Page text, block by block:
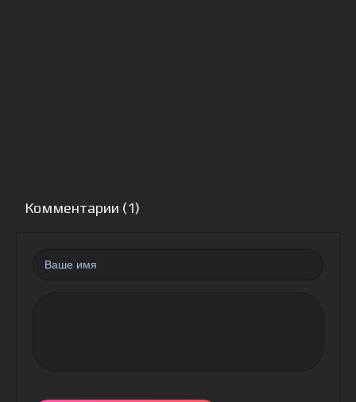
Комментарии (1)